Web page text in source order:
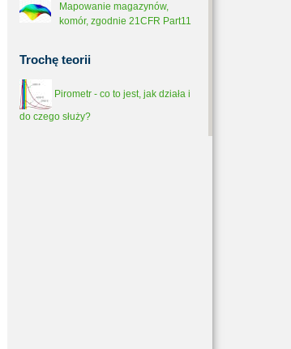
Mapowanie magazynów,
komór, zgodnie 21CFR Part11
Trochę teorii
Pirometr - co to jest, jak działa i
do czego służy?